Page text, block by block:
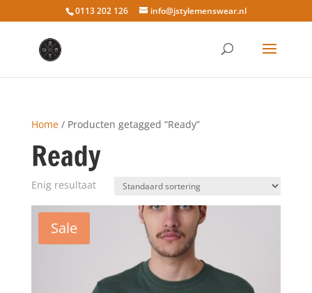
0113 202 126 info@jstylemenswear.nl
Home/ Producten getagged “Ready”
Ready
Enig resultaat
Sale